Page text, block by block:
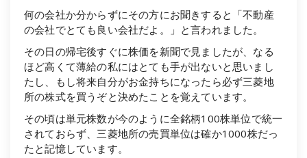
何の会社か分からずにその方にお聞きすると「不動産
の会社でとても良い会社だよ。」と言われました。
その日の帰宅後すぐに株価を新聞で見ましたが、なる
ほど高くて薄給の私にはとても手が出ないと思いまし
たし、もし将来自分がお金持ちになったら必ず三菱地
所の株式を買うぞと決めたことを覚えています。
その頃は単元株数が今のように全銘柄100株単位で統一
されておらず、三菱地所の売買単位は確か1000株だっ
たと記憶しています。